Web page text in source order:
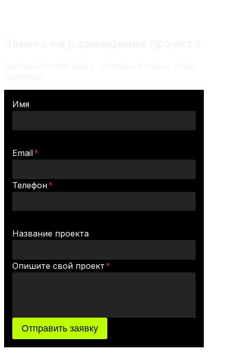
Имя
Email*
Телефон*
Название проекта
Опишите свой проект *
Отправить заявку